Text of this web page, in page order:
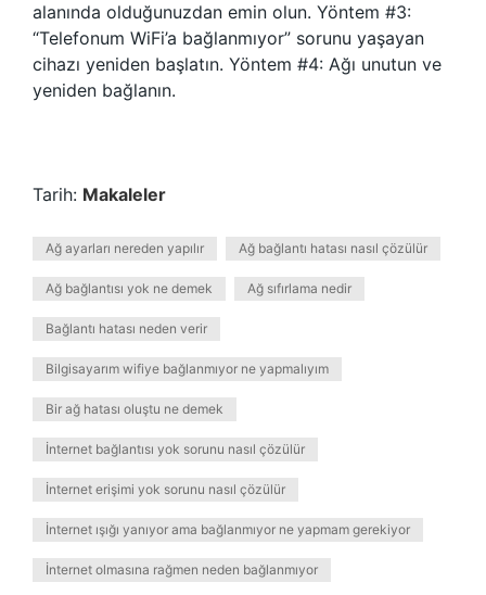
alanında olduğunuzdan emin olun. Yöntem #3:
“Telefonum WiFi’a bağlanmıyor” sorunu yaşayan
cihazı yeniden başlatın. Yöntem #4: Ağı unutun ve
yeniden bağlanın.
Tarih: Makaleler
Ağ ayarları nereden yapılır Ağ bağlantı hatası nasıl çözülür
Ağ bağlantısı yok ne demek Ağ sıfırlama nedir
Bağlantı hatası neden verir
Bilgisayarım wifiye bağlanmıyor ne yapmalıyım
Bir ağ hatası oluştu ne demek
İnternet bağlantısı yok sorunu nasıl çözülür
İnternet erişimi yok sorunu nasıl çözülür
İnternet ışığı yanıyor ama bağlanmıyor ne yapmam gerekiyor
İnternet olmasına rağmen neden bağlanmıyor